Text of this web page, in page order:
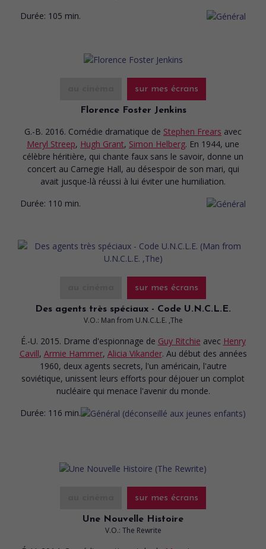
Durée: 105 min.
sur mes écrans
Florence Foster Jenkins
G.-B. 2016. Comédie dramatique de Stephen Frears avec
Meryl Streep, Hugh Grant, Simon Helberg. En 1944, une
célèbre héritière, qui chante faux sans le savoir, donne un
concert au Carnegie Hall, au désespoir de son mari, qui
avait jusque-là réussi à lui éviter une humiliation.
Durée: 110 min.
sur mes écrans
Des agents très spéciaux - Code U.N.C.L.E.
V.O.: Man from U.N.C.L.E. ,The
É.-U. 2015. Drame d'espionnage de Guy Ritchie avec Henry
Cavill, Armie Hammer, Alicia Vikander. Au début des années
1960, deux agents secrets, l'un américain, l'autre
soviétique, unissent leurs efforts pour déjouer un complot
nucléaire qui menace l'avenir du monde.
Durée: 116 min.
sur mes écrans
Une Nouvelle Histoire
V.O.: The Rewrite